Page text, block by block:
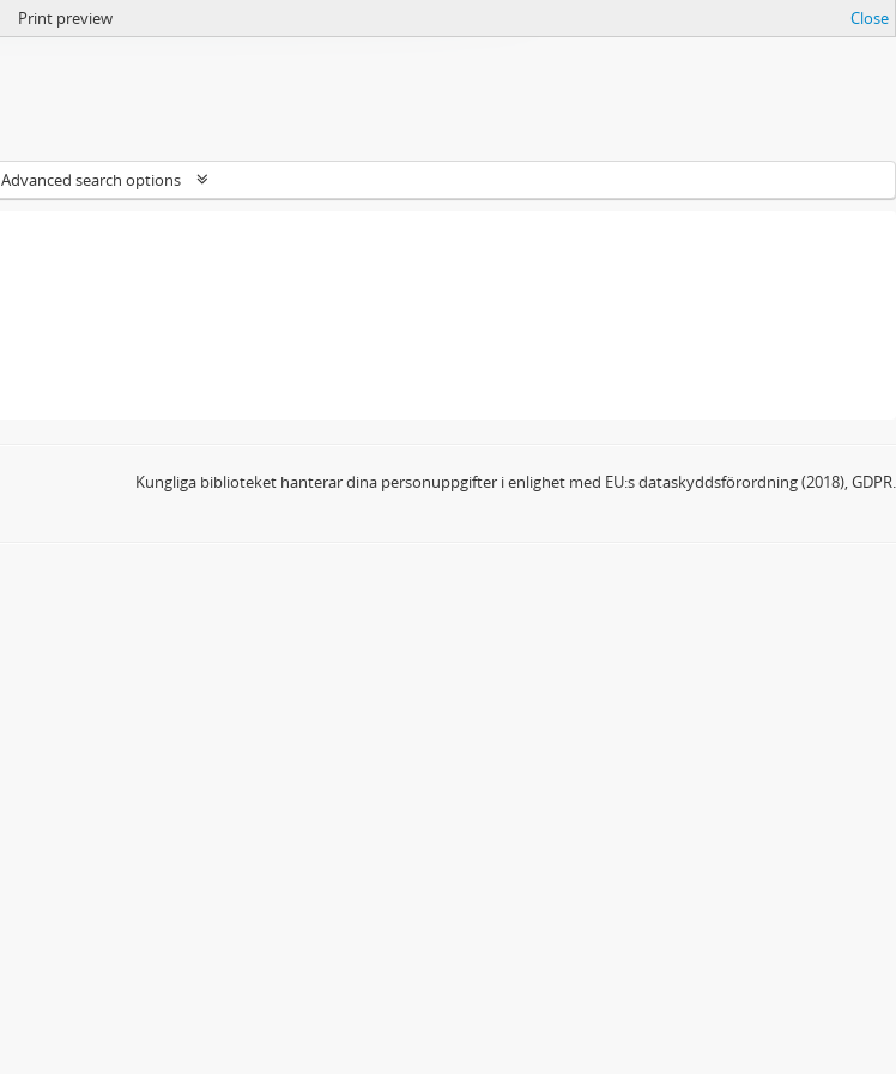
Print preview Close
Advanced search options
Kungliga biblioteket hanterar dina personuppgifter i enlighet med EU:s dataskyddsförordning (2018), GDPR.